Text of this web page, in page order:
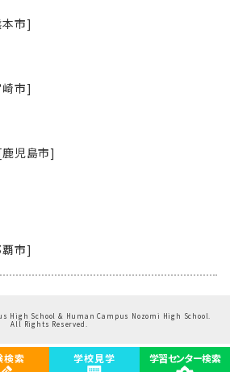
本市]
崎市]
児島市]
覇市]
High School & Human Campus Nozomi High School.
All Rights Reserved.
検索 学校見学 学習センター検索